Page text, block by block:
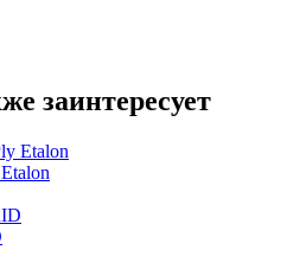
заинтересует